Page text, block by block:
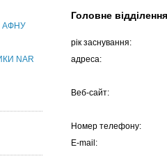
АФНУ
NAR
Головне відділення
рік заснування:
адреса:
Веб-сайт:
Номер телефону:
E-mail: